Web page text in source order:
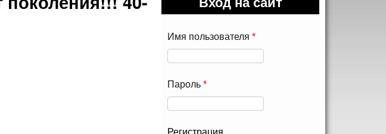
Имя пользователя *
Пароль *
Регистрация